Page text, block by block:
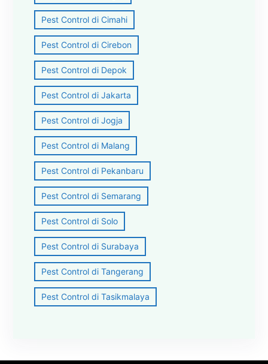
Pest Control di Cimahi
Pest Control di Cirebon
Pest Control di Depok
Pest Control di Jakarta
Pest Control di Jogja
Pest Control di Malang
Pest Control di Pekanbaru
Pest Control di Semarang
Pest Control di Solo
Pest Control di Surabaya
Pest Control di Tangerang
Pest Control di Tasikmalaya